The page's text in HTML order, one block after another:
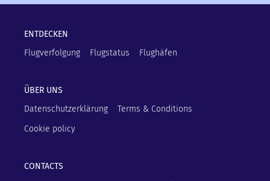
ENTDECKEN
Flugverfolgung
Flugstatus Flughäfen
ÜBER UNS
Datenschutzerklärung
Terms & Conditions
Cookie policy
CONTACTS